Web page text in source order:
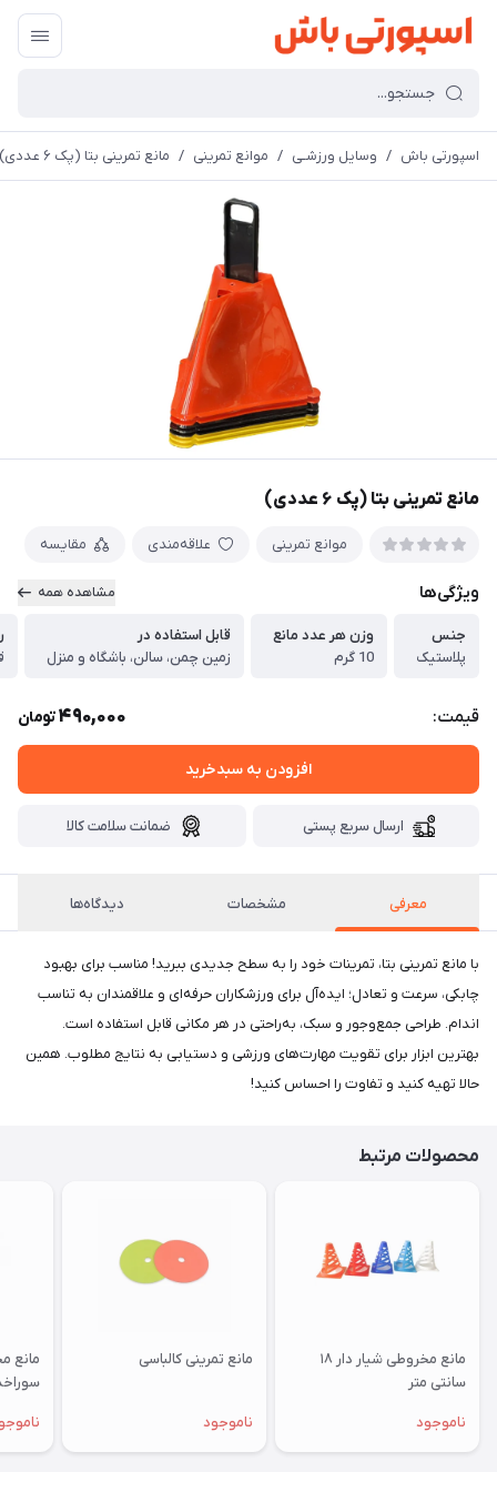
اسپورتی باش / وسایل ورزشـی / موانع تمرینی / مانع تمرینی بتا (پک ۶ عددی)
مانع تمرینی بتا (پک ۶ عددی)
موانع تمرینی علاقه‌مندی مقایسه
ویژگی‌ها مشاهده همه
جنس
پلاستیک
وزن هر عدد مانع
10 گرم
قابل استفاده در
زمین چمن، سالن، باشگاه و منزل
قیمت: 490,000تومان
افزودن به سبدخرید
ارسال سریع پستی ضمانت سلامت کالا
معرفی مشخصات دیدگاه‌ها
با مانع تمرینی بتا، تمرینات خود را به سطح جدیدی ببرید! مناسب برای بهبود
چابکی، سرعت و تعادل؛ ایده‌آل برای ورزشکاران حرفه‌ای و علاقمندان به تناسب
اندام. طراحی جمع‌وجور و سبک، به‌راحتی در هر مکانی قابل‌ استفاده است.
بهترین ابزار برای تقویت مهارت‌های ورزشی و دستیابی به نتایج مطلوب. همین
حالا تهیه کنید و تفاوت را احساس کنید!
محصولات مرتبط
مانع مخروطی شیار دار ۱۸
سانتی متر
ناموجود
مانع تمرینی کالباسی
ناموجود